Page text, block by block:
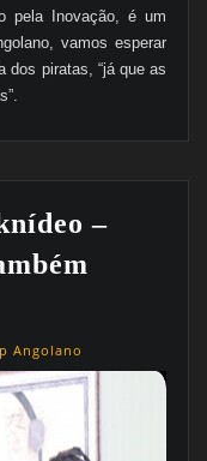
pela Inovação, é um
vamos esperar
dos piratas, “já que as
–
Angolano